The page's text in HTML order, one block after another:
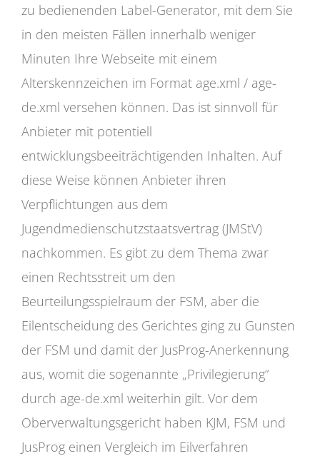
zu bedienenden Label-Generator, mit dem Sie
in den meisten Fällen innerhalb weniger
Minuten Ihre Webseite mit einem
Alterskennzeichen im Format age.xml / age-
de.xml versehen können. Das ist sinnvoll für
Anbieter mit potentiell
entwicklungsbeeiträchtigenden Inhalten. Auf
diese Weise können Anbieter ihren
Verpflichtungen aus dem
Jugendmedienschutzstaatsvertrag (JMStV)
nachkommen. Es gibt zu dem Thema zwar
einen Rechtsstreit um den
Beurteilungsspielraum der FSM, aber die
Eilentscheidung des Gerichtes ging zu Gunsten
der FSM und damit der JusProg-Anerkennung
aus, womit die sogenannte „Privilegierung“
durch age-de.xml weiterhin gilt. Vor dem
Oberverwaltungsgericht haben KJM, FSM und
JusProg einen Vergleich im Eilverfahren